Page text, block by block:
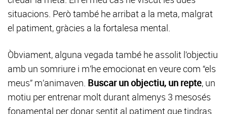
situacions. Però també he arribat a la meta, malgrat
el patiment, gràcies a la fortalesa mental.
Òbviament, alguna vegada també he assolit l’objectiu
amb un somriure i m’he emocionat en veure com “els
meus” m’animaven. Buscar un objectiu, un repte, un
motiu per entrenar molt durant almenys 3 mesosés
fonamental per donar sentit al patiment que tindras